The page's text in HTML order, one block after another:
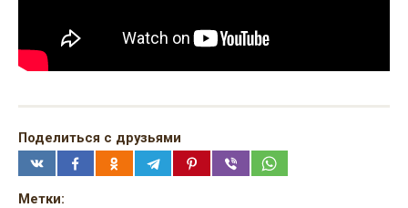
Поделиться с друзьями
Метки: